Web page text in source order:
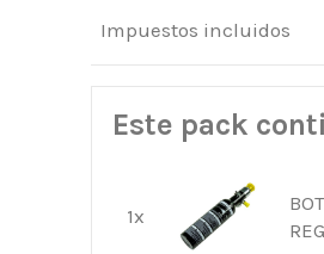
Impuestos incluidos
Este pack
1x